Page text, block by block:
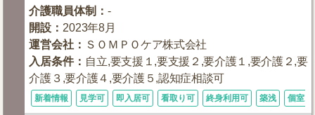
介護職員体制 ：-
開設 ： 2023年8月
運営会社 ： ＳＯＭＰＯケア株式会社
入居条件： 自立,要支援１,要支援２,要介護１,要介護２,要
介護３,要介護４,要介護５,認知症相談可
新着情報 見学可 即入居可 看取り可 終身利用可 築浅 個室あ